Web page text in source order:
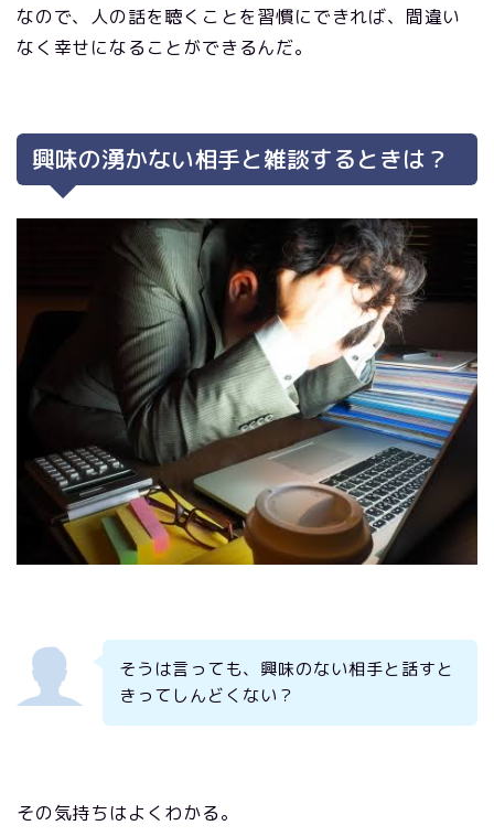
なので、人の話を聴くことを習慣にできれば、間違い
なく幸せになることができるんだ。
興味の湧かない相手と雑談するときは？
そうは言っても、興味のない相手と話すと
きってしんどくない？
その気持ちはよくわかる。